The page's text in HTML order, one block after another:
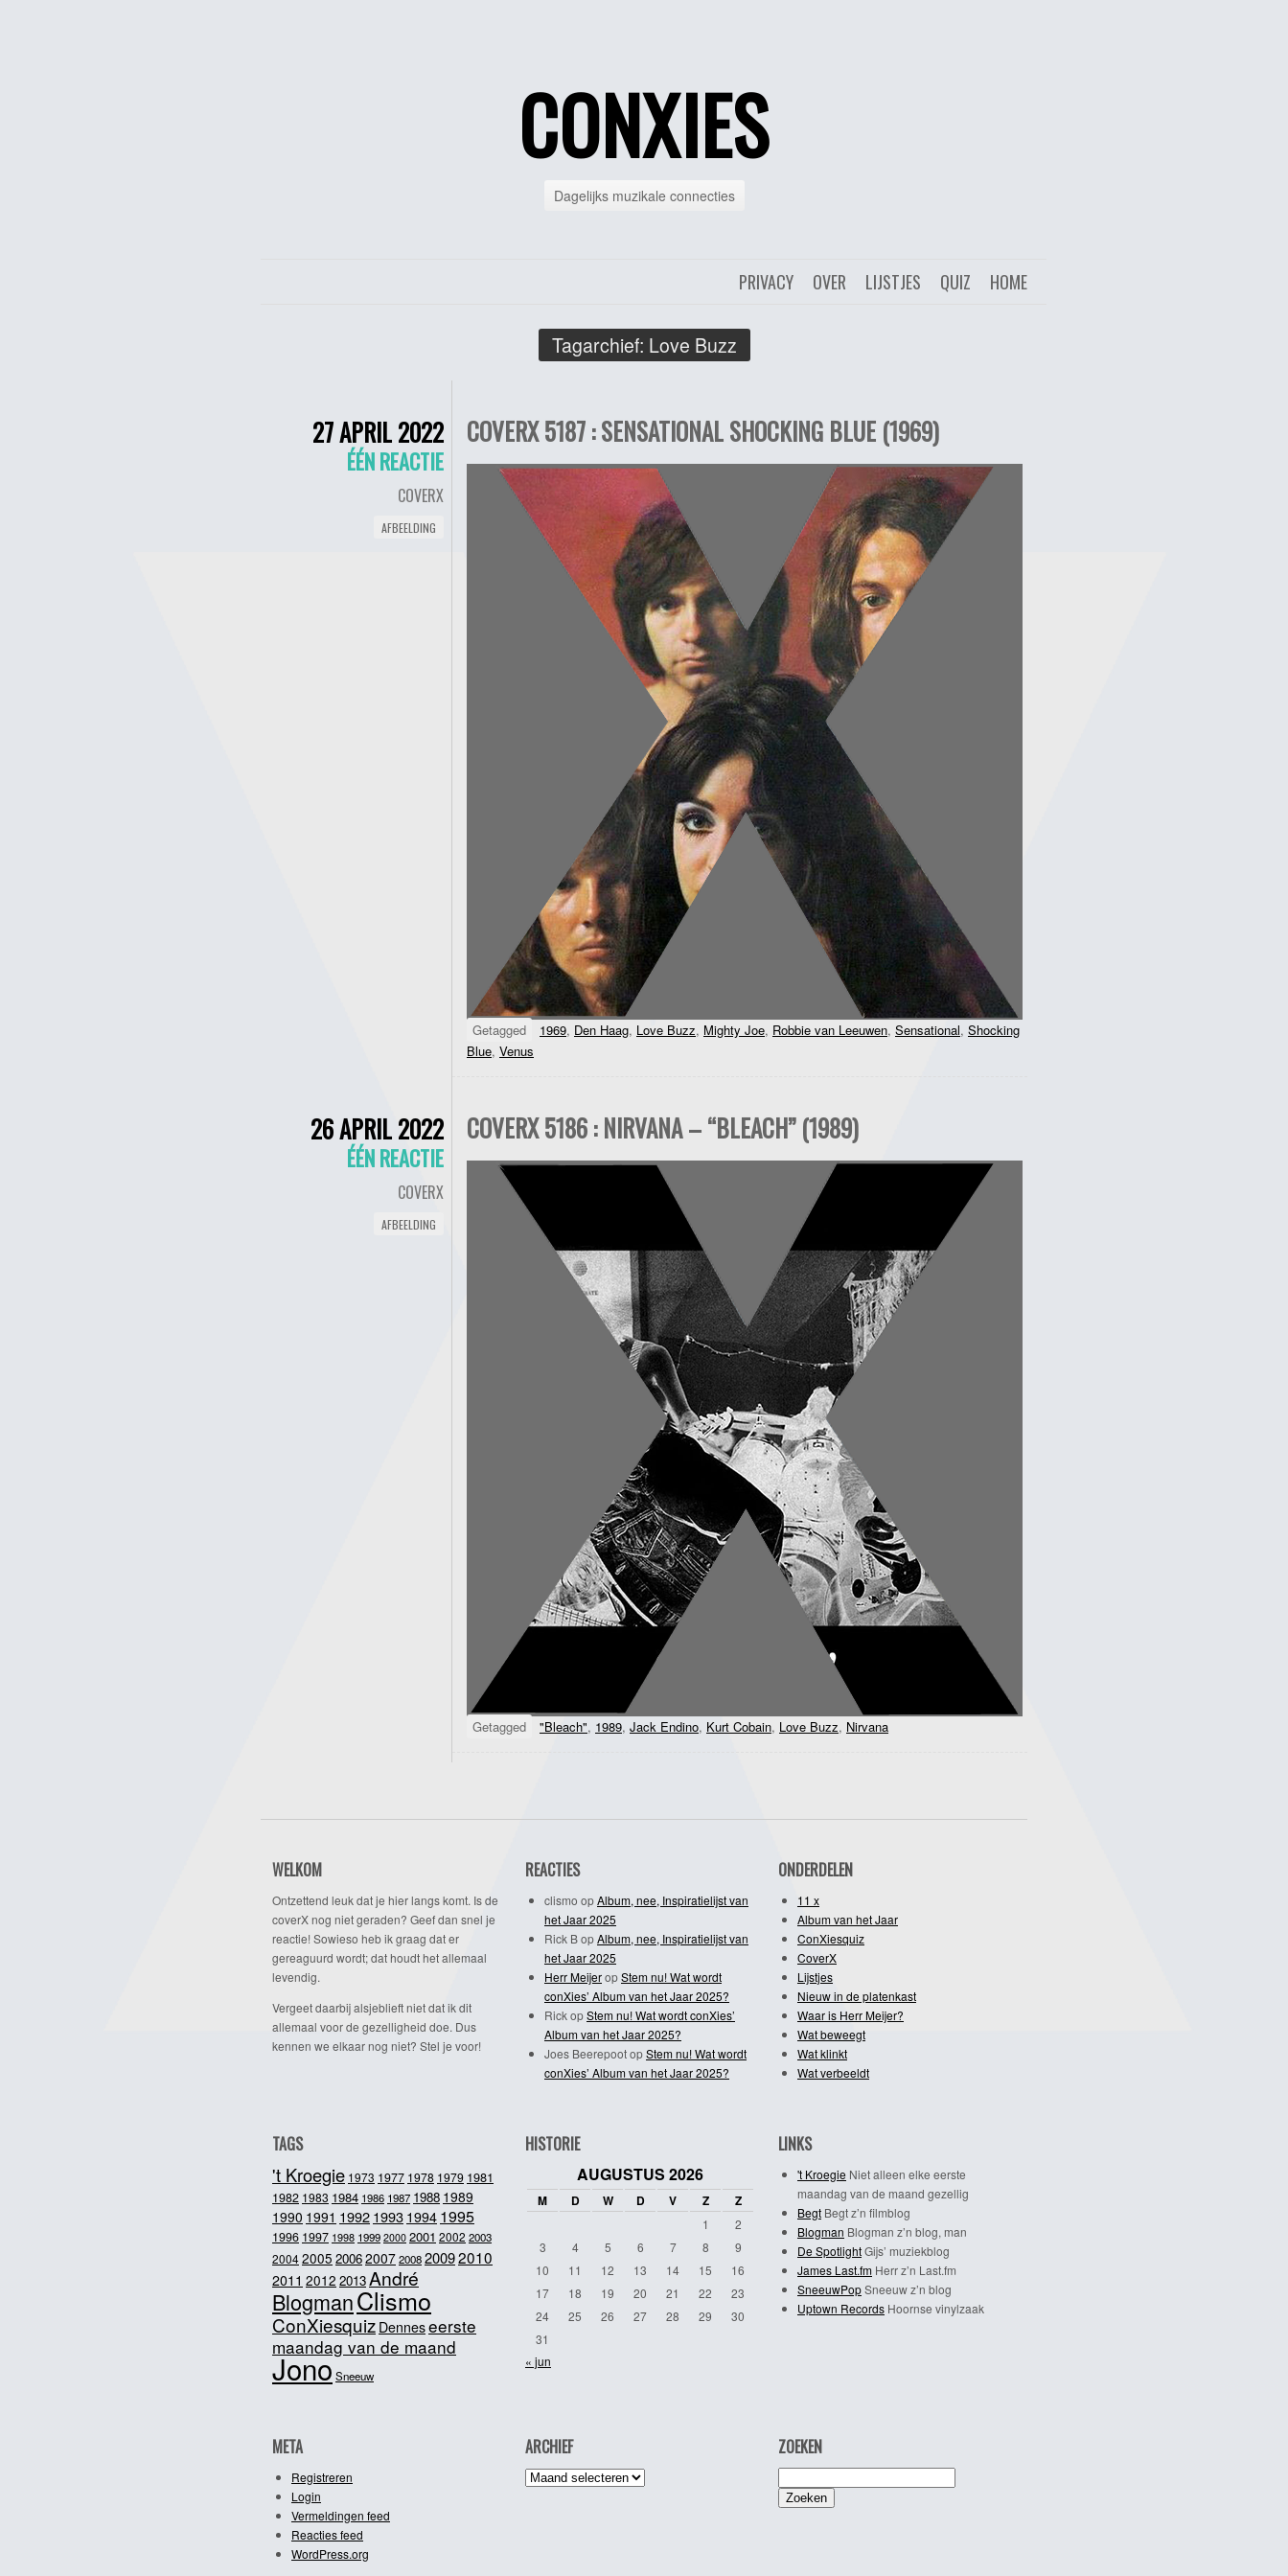
CONXIES
Dagelijks muzikale connecties
HOME
QUIZ
LIJSTJES
OVER
PRIVACY
Tagarchief: Love Buzz
27 APRIL 2022
ÉÉN REACTIE
COVERX
AFBEELDING
COVERX 5187 : SENSATIONAL SHOCKING BLUE (1969)
Getagged 1969, Den Haag, Love Buzz, Mighty Joe, Robbie van Leeuwen, Sensational, Shocking
Blue, Venus
26 APRIL 2022
ÉÉN REACTIE
COVERX
AFBEELDING
COVERX 5186 : NIRVANA – “BLEACH” (1989)
Getagged "Bleach", 1989, Jack Endino, Kurt Cobain, Love Buzz, Nirvana
WELKOM
Ontzettend leuk dat je hier langs komt. Is de
coverX nog niet geraden? Geef dan snel je
reactie! Sowieso heb ik graag dat er
gereaguurd wordt; dat houdt het allemaal
levendig.
Vergeet daarbij alsjeblieft niet dat ik dit
allemaal voor de gezelligheid doe. Dus
kennen we elkaar nog niet? Stel je voor!
REACTIES
clismo opAlbum, nee, Inspiratielijst van
het Jaar 2025
Rick BopAlbum, nee, Inspiratielijst van
het Jaar 2025
Herr MeijeropStem nu! Wat wordt
conXies’ Album van het Jaar 2025?
RickopStem nu! Wat wordt conXies’
Album van het Jaar 2025?
Joes BeerepootopStem nu! Wat wordt
conXies’ Album van het Jaar 2025?
ONDERDELEN
11 x
Album van het Jaar
ConXiesquiz
CoverX
Lijstjes
Nieuw in de platenkast
Waar is Herr Meijer?
Wat beweegt
Wat klinkt
Wat verbeeldt
TAGS
't Kroegie 1973 1977 1978 1979 1981
1982 1983 1984 1986 1987 1988 1989
1990 1991 19921993 1994 1995
1996 1997 1998 1999 2000 2001 2002 2003
20042005 20062007200820092010
2011 2012 2013André
BlogmanClismo
ConXiesquiz Denneseerste
maandag van de maand
JonoSneeuw
HISTORIE
AUGUSTUS 2026
M D W D V Z Z
1
2
3
4 5 6 7 8
9
10
11 12 13 14 15
16
17
18 19 20 21 22
23
24
25 26 27 28 29
30
31
« jun
LINKS
't Kroegie Niet alleen elke eerste
maandag van de maand gezellig
Begt Begt z’n filmblog
Blogman Blogman z’n blog, man
De SpotlightGijs’ muziekblog
James Last.fm Herr z’n Last.fm
SneeuwPopSneeuw z’n blog
Uptown Records Hoornse vinylzaak
META
Registreren
Login
Vermeldingen feed
Reacties feed
WordPress.org
ARCHIEF
Archief
ZOEKEN
naar: